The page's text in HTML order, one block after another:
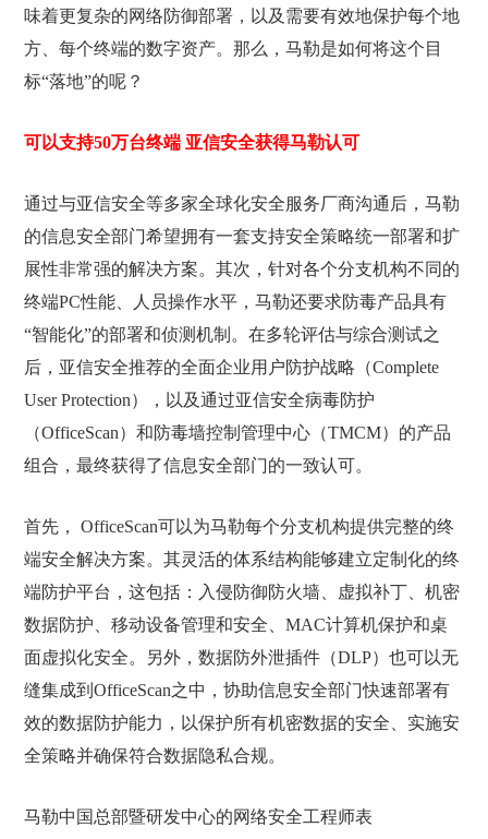
味着更复杂的网络防御部署，以及需要有效地保护每个地
方、每个终端的数字资产。那么，马勒是如何将这个目
标“落地”的呢？
可以支持50万台终端 亚信安全获得马勒认可
通过与亚信安全等多家全球化安全服务厂商沟通后，马勒
的信息安全部门希望拥有一套支持安全策略统一部署和扩
展性非常强的解决方案。其次，针对各个分支机构不同的
终端PC性能、人员操作水平，马勒还要求防毒产品具有
“智能化”的部署和侦测机制。在多轮评估与综合测试之
后，亚信安全推荐的全面企业用户防护战略（Complete
User Protection），以及通过亚信安全病毒防护
（OfficeScan）和防毒墙控制管理中心（TMCM）的产品
组合，最终获得了信息安全部门的一致认可。
首先， OfficeScan可以为马勒每个分支机构提供完整的终
端安全解决方案。其灵活的体系结构能够建立定制化的终
端防护平台，这包括：入侵防御防火墙、虚拟补丁、机密
数据防护、移动设备管理和安全、MAC计算机保护和桌
面虚拟化安全。另外，数据防外泄插件（DLP）也可以无
缝集成到OfficeScan之中，协助信息安全部门快速部署有
效的数据防护能力，以保护所有机密数据的安全、实施安
全策略并确保符合数据隐私合规。
马勒中国总部暨研发中心的网络安全工程师表